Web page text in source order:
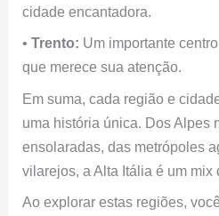
cidade encantadora.
•Trento: Um importante
que merece sua atenção.
Em suma, cada região e
uma história única. Dos Alpes
ensolaradas, das metrópoles
vilarejos, a Alta Itália é um mix
Ao explorar estas regiões,